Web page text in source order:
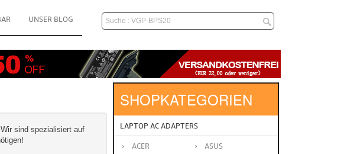
UNSER BLOG
sind spezialisiert auf
SHOPKATEGORIEN
LAPTOP AC ADAPTERS
ACER
ASUS